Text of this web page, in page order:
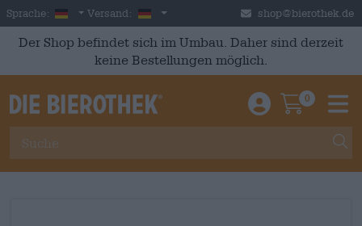
Skip to main content
Sprache: German
Versand: Deutschland shop@bierothek.de
Der Shop befindet sich im Umbau. Daher sind derzeit
keine Bestellungen möglich.
Einloggen /
0